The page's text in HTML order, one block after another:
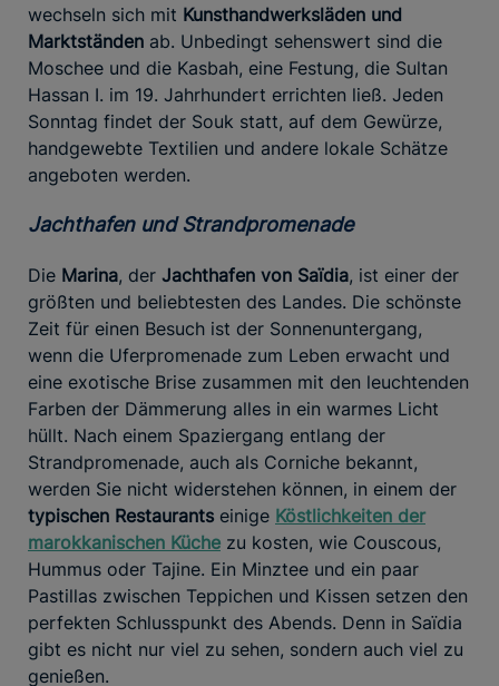
wechseln sich mit Kunsthandwerksläden und
Marktständen ab. Unbedingt sehenswert sind die
Moschee und die Kasbah, eine Festung, die Sultan
Hassan I. im 19. Jahrhundert errichten ließ. Jeden
Sonntag findet der Souk statt, auf dem Gewürze,
handgewebte Textilien und andere lokale Schätze
angeboten werden.
Jachthafen und Strandpromenade
Die Marina, der Jachthafen von Saïdia, ist einer der
größten und beliebtesten des Landes. Die schönste
Zeit für einen Besuch ist der Sonnenuntergang,
wenn die Uferpromenade zum Leben erwacht und
eine exotische Brise zusammen mit den leuchtenden
Farben der Dämmerung alles in ein warmes Licht
hüllt. Nach einem Spaziergang entlang der
Strandpromenade, auch als Corniche bekannt,
werden Sie nicht widerstehen können, in einem der
typischen Restaurants einige Köstlichkeiten der
marokkanischen Küche zu kosten, wie Couscous,
Hummus oder Tajine. Ein Minztee und ein paar
Pastillas zwischen Teppichen und Kissen setzen den
perfekten Schlusspunkt des Abends. Denn in Saïdia
gibt es nicht nur viel zu sehen, sondern auch viel zu
genießen.